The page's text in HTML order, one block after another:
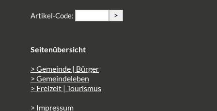
Artikel-Code: >
Seitenübersicht
> Gemeinde | Bürger
> Gemeindeleben
> Freizeit | Tourismus
> Impressum